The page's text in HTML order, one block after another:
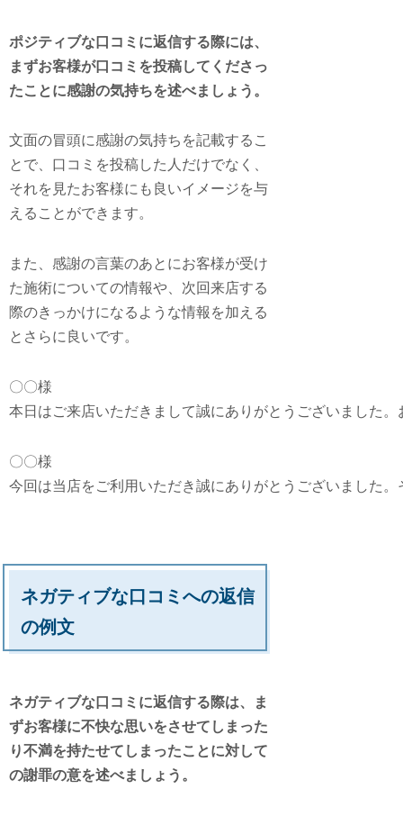
ポジティブな口コミに返信する際には、
まずお客様が口コミを投稿してくださっ
たことに感謝の気持ちを述べましょう。
文面の冒頭に感謝の気持ちを記載するこ
とで、口コミを投稿した人だけでなく、
それを見たお客様にも良いイメージを与
えることができます。
また、感謝の言葉のあとにお客様が受け
た施術についての情報や、次回来店する
際のきっかけになるような情報を加える
とさらに良いです。
〇〇様
本日はご来店いただきまして誠にありがとうございました
〇〇様
今回は当店をご利用いただき誠にありがとうございました
ネガティブな口コミへの返信
の例文
ネガティブな口コミに返信する際は、
ま
ずお客様に不快な思いをさせてしまった
り不満を持たせてしまったことに対して
の謝罪の意を述べましょう。